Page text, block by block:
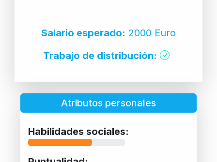
Salario esperado: 2000 Euro
Trabajo de distribución:
Atributos personales
Habilidades sociales: